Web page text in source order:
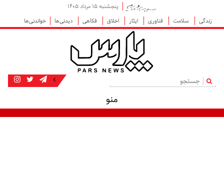
پنجشنبه ۱۵ مرداد ۱۴۰۵
زندگی
سلامت فناوری ایثار اخلاق فکاهی دیدنی‌ها خواندنی‌ها
|
منو